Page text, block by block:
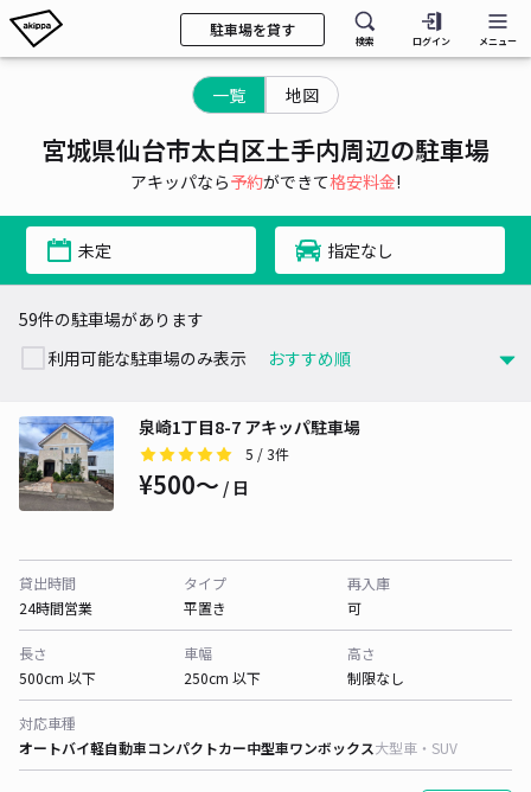
駐車場を貸す
検索 ログイン メニュー
一覧 地図
宮城県仙台市太白区土手内周辺の駐車場
アキッパなら予約ができて格安料金!
未定 指定なし
59件の駐車場があります
利用可能な駐車場のみ表示
泉崎1丁目8-7 アキッパ駐車場
5 / 3件
¥500〜 / 日
貸出時間
24時間営業
タイプ
平置き
再入庫
可
長さ
500cm 以下
車幅
250cm 以下
高さ
制限なし
対応車種
オートバイ軽自動車コンパクトカー中型車ワンボックス大型車・SUV